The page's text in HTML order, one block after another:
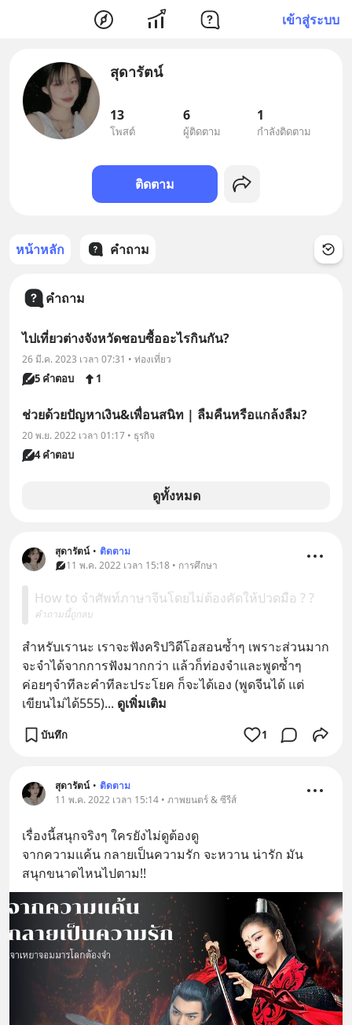
เข้าสู่ระบบ
สุดารัตน์
13
โพสต์
6
ผู้ติดตาม
1
กำลังติดตาม
ติดตาม
หน้าหลัก คำถาม
คำถาม
ไปเที่ยวต่างจังหวัดชอบซื้ออะไรกินกัน?
26 มี.ค. 2023 เวลา 07:31 • ท่องเที่ยว
5 คำตอบ 1
ช่วยด้วยปัญหาเงิน&เพื่อนสนิท | ลืมคืนหรือแกล้งลืม?
20 พ.ย. 2022 เวลา 01:17 • ธุรกิจ
4 คำตอบ
ดูทั้งหมด
สุดารัตน์ • ติดตาม
11 พ.ค. 2022 เวลา 15:18 • การศึกษา
How to จำศัพท์ภาษาจีนโดยไม่ต้องคัดให้ปวดมือ ? ?
คำถามนี้ถูกลบ
สำหรับเรานะ เราจะฟังคริปวิดีโอสอนซ้ำๆ เพราะส่วนมาก
จะจำได้จากการฟังมากกว่า แล้วก็ท่องจำและพูดซ้ำๆ
ค่อยๆจำทีละคำทีละประโยค ก็จะได้เอง (พูดจีนได้ แต่
เขียนไม่ได้555)... ดูเพิ่มเติม
บันทึก 1
สุดารัตน์ • ติดตาม
11 พ.ค. 2022 เวลา 15:14 • ภาพยนตร์ & ซีรีส์
เรื่องนี้สนุกจริงๆ ใครยังไม่ดูต้องดู
จากความแค้น กลายเป็นความรัก จะหวาน น่ารัก มัน
สนุกขนาดไหนไปตาม!!